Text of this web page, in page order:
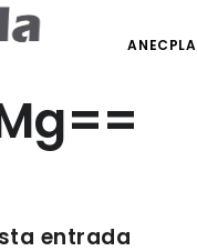
ANECPLA
entrada